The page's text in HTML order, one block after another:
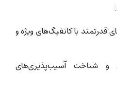
قدرتمند با کانفیگ‌های ویژه‌ و
و شناخت آسیب‌پذیری‌های